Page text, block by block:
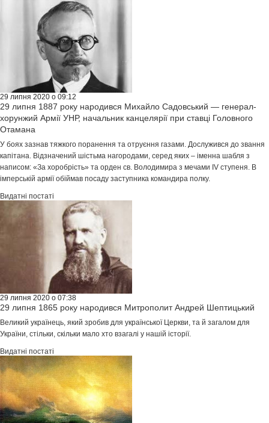
29 липня 2020 о 09:12
29 липня 1887 року народився Михайло Садовський — генерал-
хорунжий Армії УНР, начальник канцелярії при ставці Головного
Отамана
У боях зазнав тяжкого поранення та отруєння газами. Дослужився до звання
капітана. Відзначений шістьма нагородами, серед яких – іменна шабля з
написом: «За хоробрість» та орден св. Володимира з мечами IV ступеня. В
імперській армії обіймав посаду заступника командира полку.
Видатні постаті
29 липня 2020 о 07:38
29 липня 1865 року народився Митрополит Андрей Шептицький
Великий українець, який зробив для української Церкви, та й загалом для
України, стільки, скільки мало хто взагалі у нашій історії.
Видатні постаті